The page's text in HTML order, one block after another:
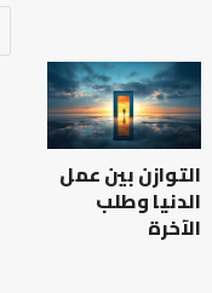
العلاقة
العلمية
بين
الإمام
مالك
والليث
بن
التوازن بين عمل
الدنيا وطلب
الآخرة